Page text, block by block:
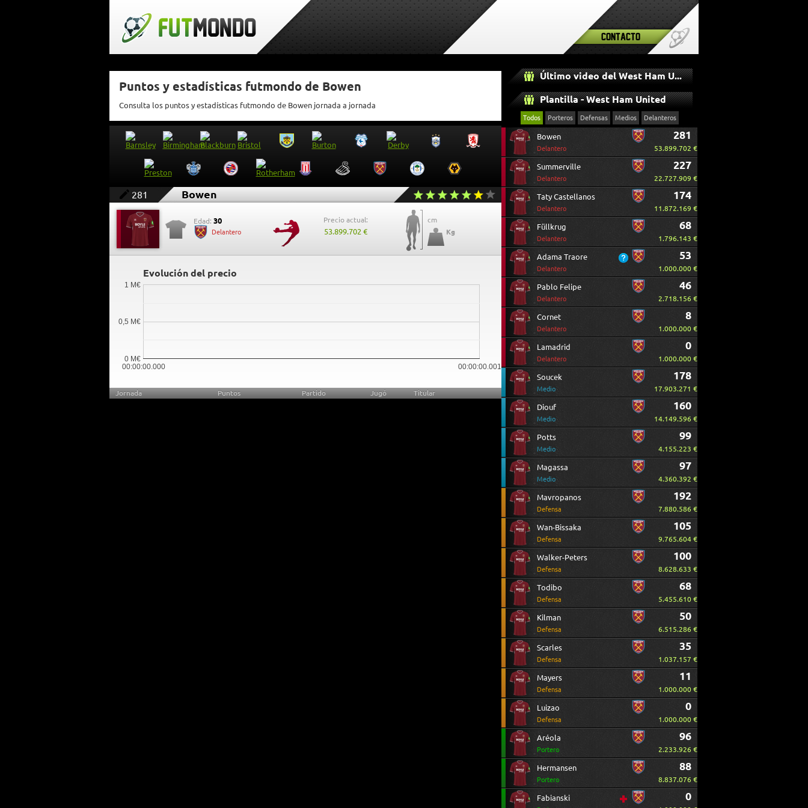
Contacto
Puntos y estadísticas futmondo de Bowen
Consulta los puntos y estadísticas futmondo de Bowen jornada a jornada
281 Bowen
Edad: 30
Delantero
Precio actual:
53.899.702 €
cm
Kg
Evolución del precio
00:00:00.000 00:00:00.001
0 M€
0,5 M€
1 M€
Jornada Puntos Partido Jugó Titular
Último video del West Ham United
Plantilla - West Ham United
Todos Porteros Defensas Medios Delanteros
Bowen
Delantero
281
53.899.702 €
Summerville
Delantero
227
22.727.909 €
Taty Castellanos
Delantero
174
11.872.169 €
Füllkrug
Delantero
68
1.796.143 €
Adama Traore
Delantero
53
1.000.000 €
Pablo Felipe
Delantero
46
2.718.156 €
Cornet
Delantero
8
1.000.000 €
Lamadrid
Delantero
0
1.000.000 €
Soucek
Medio
178
17.903.271 €
Diouf
Medio
160
14.149.596 €
Potts
Medio
99
4.155.223 €
Magassa
Medio
97
4.360.392 €
Mavropanos
Defensa
192
7.880.586 €
Wan-Bissaka
Defensa
105
9.765.604 €
Walker-Peters
Defensa
100
8.628.633 €
Todibo
Defensa
68
5.455.610 €
Kilman
Defensa
50
6.515.286 €
Scarles
Defensa
35
1.037.157 €
Mayers
Defensa
11
1.000.000 €
Luizao
Defensa
0
1.000.000 €
Aréola
Portero
96
2.233.926 €
Hermansen
Portero
88
8.837.076 €
Fabianski 0